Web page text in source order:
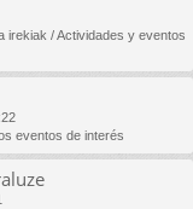
irekiak / Actividades y eventos
eventos de interés